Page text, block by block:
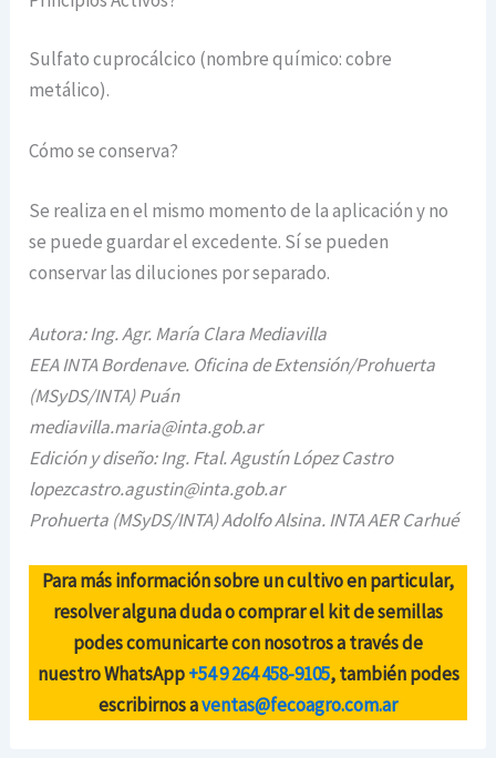
Sulfato cuprocálcico (nombre químico: cobre
metálico).
Cómo se conserva?
Se realiza en el mismo momento de la aplicación y no
se puede guardar el excedente. Sí se pueden
conservar las diluciones por separado.
Autora: Ing. Agr. María Clara Mediavilla
EEA INTA Bordenave. Oficina de Extensión/Prohuerta
(MSyDS/INTA) Puán
mediavilla.maria@inta.gob.ar
Edición y diseño: Ing. Ftal. Agustín López Castro
lopezcastro.agustin@inta.gob.ar
Prohuerta (MSyDS/INTA) Adolfo Alsina. INTA AER Carhué
Para más información sobre un cultivo en particular,
resolver alguna duda o comprar el kit de semillas
podes comunicarte con nosotros a través de
nuestro WhatsApp+54 9 264 458-9105, también podes
escribirnos aventas@fecoagro.com.ar